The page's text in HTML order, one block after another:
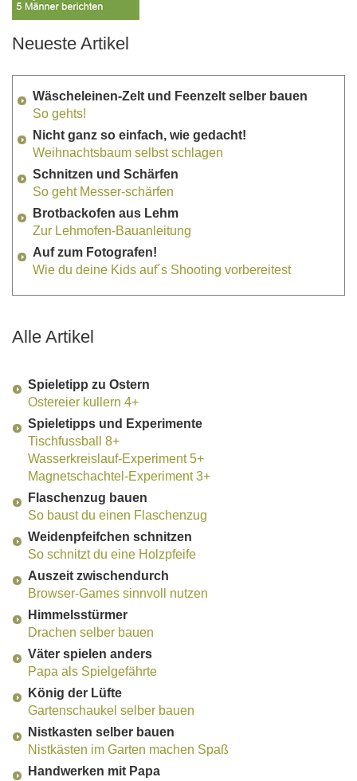
Neueste Artikel
Wäscheleinen-Zelt und Feenzelt selber bauen
So gehts!
Nicht ganz so einfach, wie gedacht!
Weihnachtsbaum selbst schlagen
Schnitzen und Schärfen
So geht Messer-schärfen
Brotbackofen aus Lehm
Zur Lehmofen-Bauanleitung
Auf zum Fotografen!
Wie du deine Kids auf´s Shooting vorbereitest
Alle Artikel
Spieletipp zu Ostern
Ostereier kullern 4+
Spieletipps und Experimente
Tischfussball 8+
Wasserkreislauf-Experiment 5+
Magnetschachtel-Experiment 3+
Flaschenzug bauen
So baust du einen Flaschenzug
Weidenpfeifchen schnitzen
So schnitzt du eine Holzpfeife
Auszeit zwischendurch
Browser-Games sinnvoll nutzen
Himmelsstürmer
Drachen selber bauen
Väter spielen anders
Papa als Spielgefährte
König der Lüfte
Gartenschaukel selber bauen
Nistkasten selber bauen
Nistkästen im Garten machen Spaß
Handwerken mit Papa